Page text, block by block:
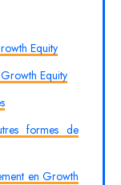
Equity
Equity
formes de
en Growth